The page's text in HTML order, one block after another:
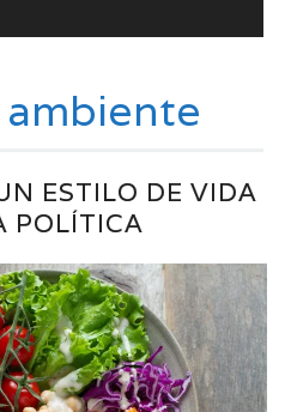
ESTILO DE VIDA
POLÍTICA